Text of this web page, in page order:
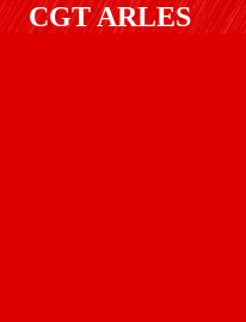
CGT ARLES